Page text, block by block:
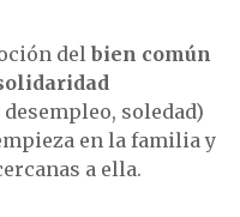
del bien común
soledad)
en la familia y
a ella.